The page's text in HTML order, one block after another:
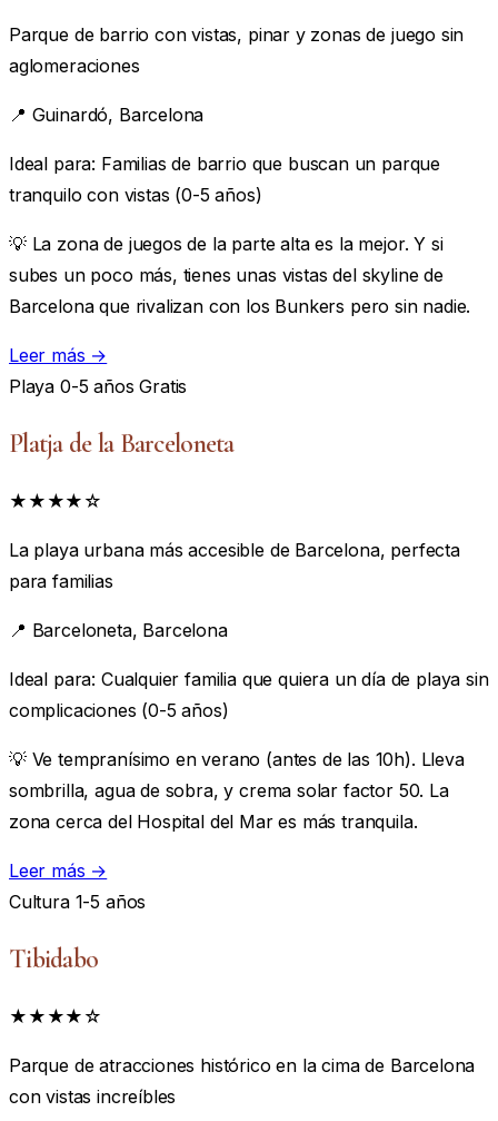
Parque de barrio con vistas, pinar y zonas de juego sin
aglomeraciones
📍 Guinardó, Barcelona
Ideal para: Familias de barrio que buscan un parque
tranquilo con vistas (0-5 años)
💡 La zona de juegos de la parte alta es la mejor. Y si
subes un poco más, tienes unas vistas del skyline de
Barcelona que rivalizan con los Bunkers pero sin nadie.
Leer más →
Playa 0-5 añosGratis
Platja de la Barceloneta
★★★★☆
La playa urbana más accesible de Barcelona, perfecta
para familias
📍 Barceloneta, Barcelona
Ideal para: Cualquier familia que quiera un día de playa sin
complicaciones (0-5 años)
💡 Ve tempranísimo en verano (antes de las 10h). Lleva
sombrilla, agua de sobra, y crema solar factor 50. La
zona cerca del Hospital del Mar es más tranquila.
Leer más →
Cultura 1-5 años
Tibidabo
★★★★☆
Parque de atracciones histórico en la cima de Barcelona
con vistas increíbles